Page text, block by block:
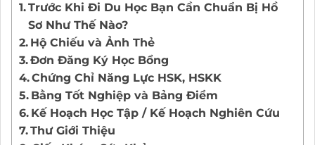
Trước Khi Đi Du Học Bạn Cần Chuẩn Bị Hồ
Sơ Như Thế Nào?
Hộ Chiếu và Ảnh Thẻ
Đơn Đăng Ký Học Bổng
Chứng Chỉ Năng Lực HSK, HSKK
Bằng Tốt Nghiệp và Bảng Điểm
Kế Hoạch Học Tập / Kế Hoạch Nghiên Cứu
Thư Giới Thiệu